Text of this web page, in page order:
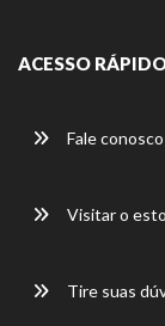
ACESSO
Fale conosco
Visitar o
Tire suas